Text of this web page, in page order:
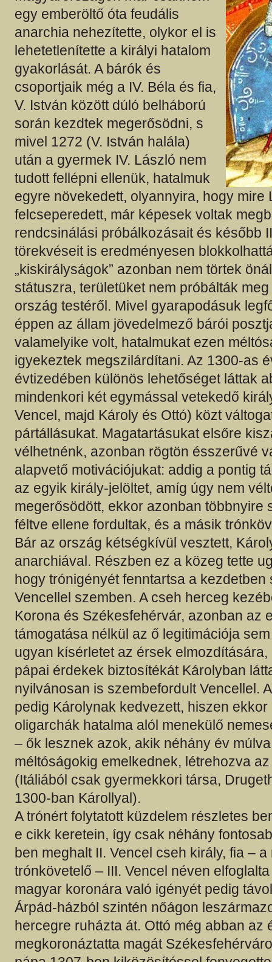
egy emberöltő óta feudális
anarchia nehezítette, olykor el is
lehetetlenítette a királyi hatalom
gyakorlását. A bárók és
csoportjaik még a IV. Béla és fia,
V. István között dúló belháború
során kezdtek megerősödni, s
mivel 1272 (V. István halála)
után a gyermek IV. László nem
tudott fellépni ellenük, hatalmuk
egyre növekedett, olyannyira, hogy mire
felcseperedett, már képesek voltak
rendcsinálási próbálkozásait és később
törekvéseit is eredményesen
„kiskirályságok” azonban nem törtek
státuszra, területüket nem próbálták
ország testéről. Mivel gyarapodásuk
éppen az állam jövedelmező bárói
valamelyike volt, hatalmukat ezen
igyekeztek megszilárdítani. Az 1300-as
évtizedében különös lehetőséget láttak
mindenkori két egymással vetekedő
Vencel, majd Károly és Ottó) közt
pártállásukat. Magatartásukat elsőre
vélhetnénk, azonban rögtön ésszerűvé
alapvető motivációjukat: addig a pontig
az egyik király-jelöltet, amíg úgy nem
megerősödött, ekkor azonban többnyire
féltve ellene fordultak, és a másik
Bár az ország kétségkívül vesztett,
anarchiával. Részben ez a közeg tette
hogy trónigényét fenntartsa a
Vencellel szemben. A cseh herceg
Korona és Székesfehérvár, azonban az
támogatása nélkül az ő legitimációja
ugyan kísérletet az érsek elmozdítására,
pápai érdekek biztosítékát Károlyban
nyilvánosan is szembefordult Vencellel.
pedig Károlynak kedvezett, hiszen
oligarchák hatalma alól menekülő
– ők lesznek azok, akik néhány év
méltóságokig emelkednek, létrehozva
(Itáliából csak gyermekkori társa,
1300-ban Károllyal).
A trónért folytatott küzdelem részletes
e cikk keretein, így csak néhány
ben meghalt II. Vencel cseh király, fia –
trónkövetelő – III. Vencel néven
magyar koronára való igényét pedig
Árpád-házból szintén nőágon
hercegre ruházta át. Ottó még abban az
megkoronáztatta magát